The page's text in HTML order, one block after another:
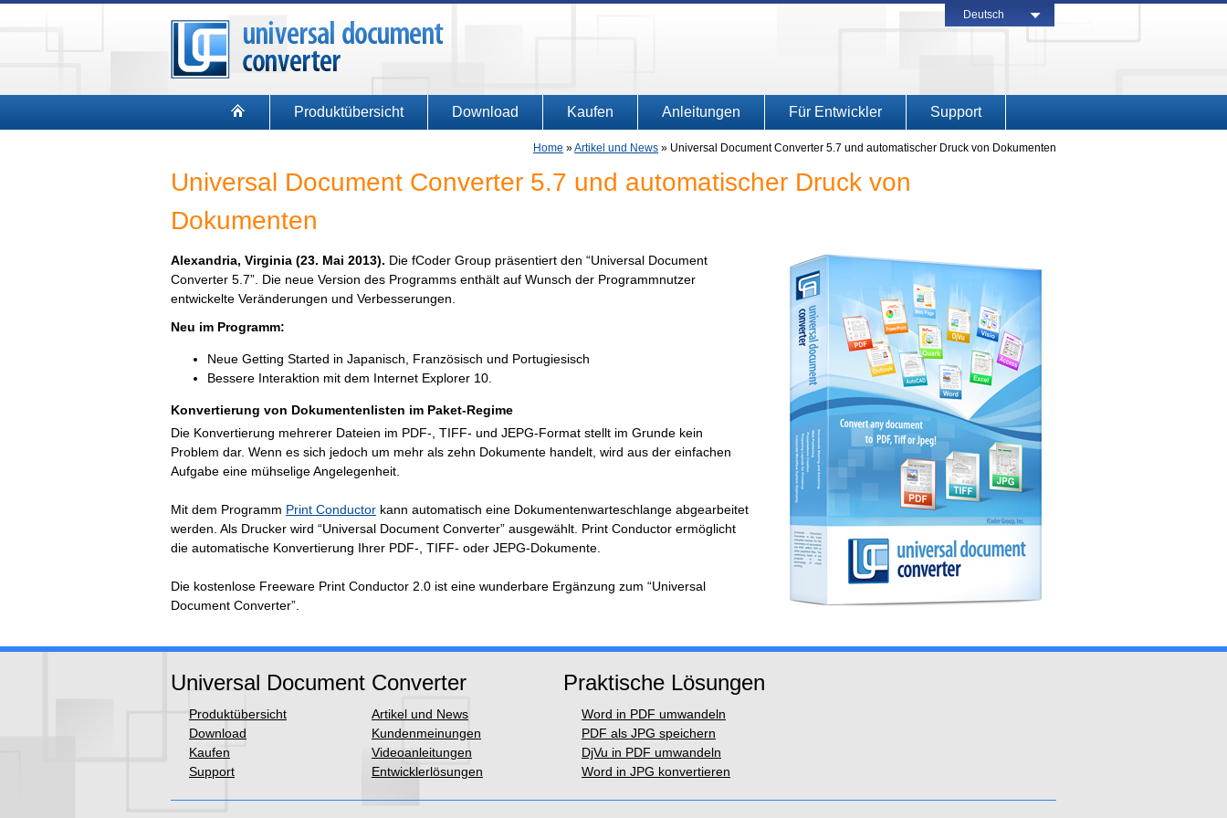
Deutsch
Produktübersicht Download Kaufen Anleitungen Für Entwickler Support
Home »Artikel und News » Universal Document Converter 5.7 und automatischer Druck von Dokumenten
Universal Document Converter 5.7 und automatischer Druck von
Dokumenten
Alexandria, Virginia (23. Mai 2013). Die fCoder Group präsentiert den “Universal Document
Converter 5.7”. Die neue Version des Programms enthält auf Wunsch der Programmnutzer
entwickelte Veränderungen und Verbesserungen.
Neu im Programm:
Neue Getting Started in Japanisch, Französisch und Portugiesisch
Bessere Interaktion mit dem Internet Explorer 10.
Konvertierung von Dokumentenlisten im Paket-Regime
Die Konvertierung mehrerer Dateien im PDF-, TIFF- und JEPG-Format stellt im Grunde kein
Problem dar. Wenn es sich jedoch um mehr als zehn Dokumente handelt, wird aus der einfachen
Aufgabe eine mühselige Angelegenheit.
Mit dem Programm Print Conductor kann automatisch eine Dokumentenwarteschlange abgearbeitet
werden. Als Drucker wird “Universal Document Converter” ausgewählt. Print Conductor ermöglicht
die automatische Konvertierung Ihrer PDF-, TIFF- oder JEPG-Dokumente.
Die kostenlose Freeware Print Conductor 2.0 ist eine wunderbare Ergänzung zum “Universal
Document Converter”.
Universal Document Converter
Produktübersicht
Download
Kaufen
Support
Artikel und News
Kundenmeinungen
Videoanleitungen
Entwicklerlösungen
Praktische Lösungen
Word in PDF umwandeln
PDF als JPG speichern
DjVu in PDF umwandeln
Word in JPG konvertieren